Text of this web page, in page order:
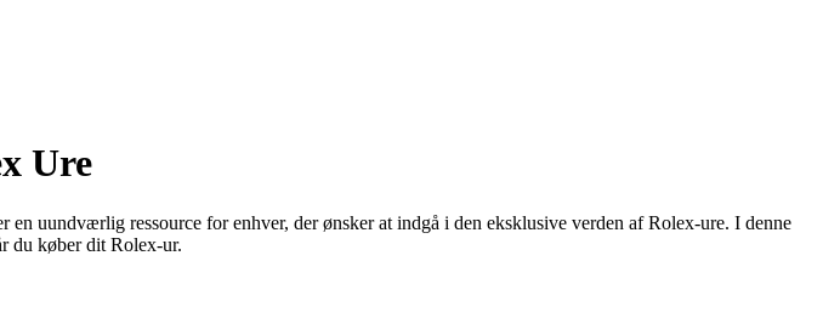
Ure
uundværlig ressource for enhver, der ønsker at indgå i den eksklusive verden af Rolex-ure. I denne
du køber dit Rolex-ur.